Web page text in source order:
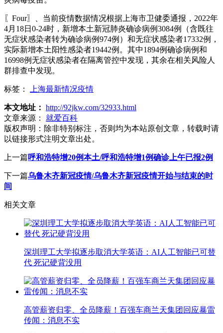
〖Four〗、当前疫情数据情况根据上海市卫健委通报，2022年
4月18日0-24时，新增本土新冠肺炎确诊病例3084例（含既往
无症状感染者转为确诊病例974例）和无症状感染者17332例，
实际新增本土阳性感染者19442例。其中1894例确诊病例和
16998例无症状感染者在隔离管控中发现，其余在相关风险人
群排查中发现。
标签： 上海最新情况疫情
本文地址： http://92jkw.com/32933.html
文章来源：
就爱百科
版权声明： 除非特别标注，否则均为本站原创文章，转载时请
以链接形式注明文章出处。
上一篇呼和浩特增20例本土/呼和浩特增1例确诊上午已报2例
下一篇乌鲁木齐新冠疫情/乌鲁木齐新冠疫情开始与结束的时
间
相关文章
深圳理工大学拟逐步取消大学英语：AI人工智能已可替
代 死记硬背没用
高管薪资归零、全员降薪！百强车商兰天集团回应暴雷
传闻：消息不实